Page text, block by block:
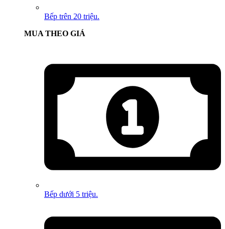
Bếp trên 20 triệu.
MUA THEO GIÁ
Bếp dưới 5 triệu.